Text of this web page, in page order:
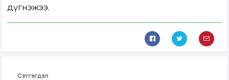
дүгнэжээ.
Сэтгэгдэл